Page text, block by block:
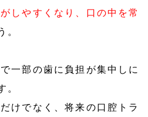
しやすくなり、口の中を常
。
一部の歯に負担が集中しに
。
けでなく、将来の口腔トラ